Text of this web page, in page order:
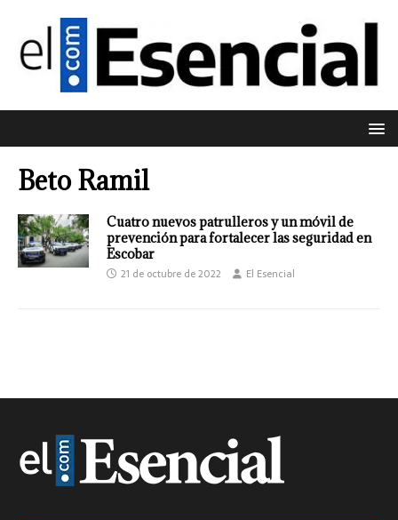
Beto Ramil
Cuatro nuevos patrulleros y un móvil de
prevención para fortalecer las seguridad en
Escobar
21 de octubre de 2022 El Esencial